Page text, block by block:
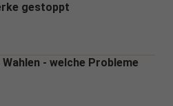
gestoppt
- welche Probleme